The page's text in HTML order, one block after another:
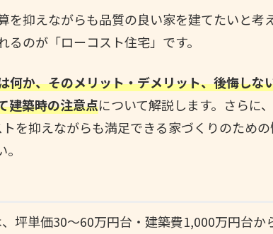
を抑えながらも品質の良い家を建てたいと考
のが「ローコスト住宅」です。
何か、そのメリット・デメリット、後悔しな
建築時の注意点について解説します。さらに
を抑えながらも満足できる家づくりのため
坪単価30〜60万円台・建築費1,000万円台か